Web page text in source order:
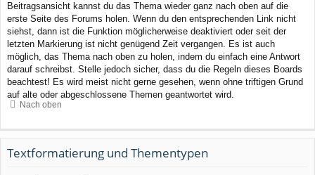
Beitragsansicht kannst du das Thema wieder ganz nach oben auf die
erste Seite des Forums holen. Wenn du den entsprechenden Link nicht
siehst, dann ist die Funktion möglicherweise deaktiviert oder seit der
letzten Markierung ist nicht genügend Zeit vergangen. Es ist auch
möglich, das Thema nach oben zu holen, indem du einfach eine Antwort
darauf schreibst. Stelle jedoch sicher, dass du die Regeln dieses Boards
beachtest! Es wird meist nicht gerne gesehen, wenn ohne triftigen Grund
auf alte oder abgeschlossene Themen geantwortet wird.
Nach oben
Textformatierung und Thementypen